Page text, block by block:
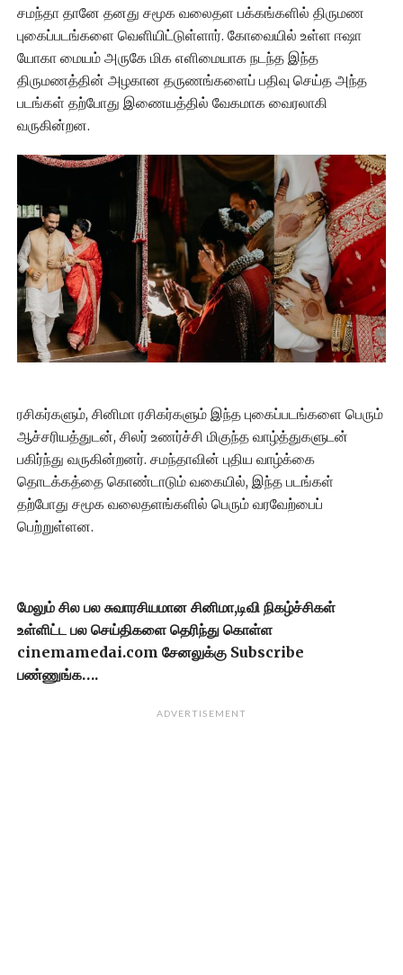
சமந்தா தானே தனது சமூக வலைதள பக்கங்களில் திருமண
புகைப்படங்களை வெளியிட்டுள்ளார். கோவையில் உள்ள ஈஷா
யோகா மையம் அருகே மிக எளிமையாக நடந்த இந்த
திருமணத்தின் அழகான தருணங்களைப் பதிவு செய்த அந்த
படங்கள் தற்போது இணையத்தில் வேகமாக வைரலாகி
வருகின்றன.
ரசிகர்களும், சினிமா ரசிகர்களும் இந்த புகைப்படங்களை பெரும்
ஆச்சரியத்துடன், சிலர் உணர்ச்சி மிகுந்த வாழ்த்துகளுடன்
பகிர்ந்து வருகின்றனர். சமந்தாவின் புதிய வாழ்க்கை
தொடக்கத்தை கொண்டாடும் வகையில், இந்த படங்கள்
தற்போது சமூக வலைதளங்களில் பெரும் வரவேற்பைப்
பெற்றுள்ளன.
மேலும் சில பல சுவாரசியமான சினிமா,டிவி நிகழ்ச்சிகள்
உள்ளிட்ட பல செய்திகளை தெரிந்து கொள்ள
cinemamedai.com சேனலுக்கு Subscribe
பண்ணுங்க….
ADVERTISEMENT